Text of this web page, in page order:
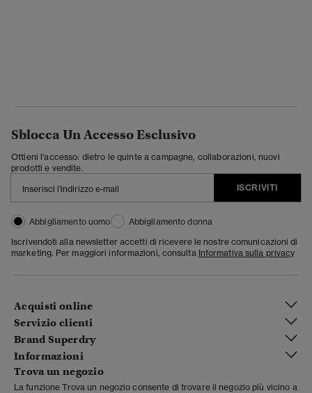
Sblocca Un Accesso Esclusivo
Ottieni l'accesso: dietro le quinte a campagne, collaborazioni, nuovi
prodotti e vendite.
ISCRIVITI
Abbigliamento uomo
Abbigliamento donna
Iscrivendoti alla newsletter accetti di ricevere le nostre comunicazioni di
marketing. Per maggiori informazioni, consulta Informativa sulla privacy
Acquisti online
Servizio clienti
Brand Superdry
Informazioni
Trova un negozio
La funzione Trova un negozio consente di trovare il negozio più vicino a